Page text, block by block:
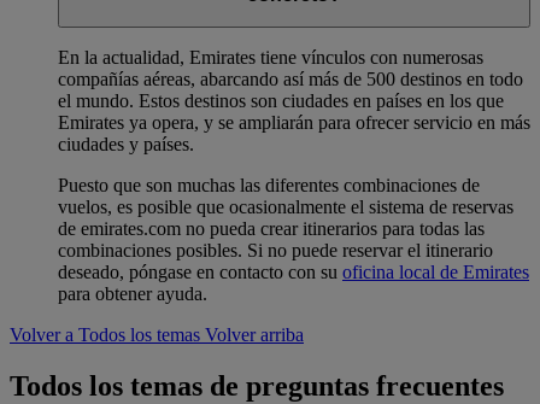
En la actualidad, Emirates tiene vínculos con numerosas
compañías aéreas, abarcando así más de 500 destinos en todo
el mundo. Estos destinos son ciudades en países en los que
Emirates ya opera, y se ampliarán para ofrecer servicio en más
ciudades y países.
Puesto que son muchas las diferentes combinaciones de
vuelos, es posible que ocasionalmente el sistema de reservas
de emirates.com no pueda crear itinerarios para todas las
combinaciones posibles. Si no puede reservar el itinerario
deseado, póngase en contacto con su oficina local de Emirates
para obtener ayuda.
Volver a Todos los temas Volver arriba
Todos los temas de preguntas frecuentes